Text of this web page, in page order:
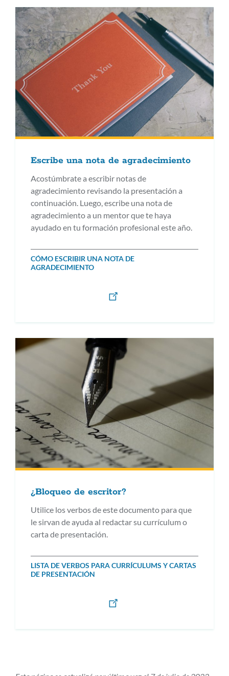
Escribe una nota de agradecimiento
Acostúmbrate a escribir notas de
agradecimiento revisando la presentación a
continuación. Luego, escribe una nota de
agradecimiento a un mentor que te haya
ayudado en tu formación profesional este año.
CÓMO ESCRIBIR UNA NOTA DE
AGRADECIMIENTO
¿Bloqueo de escritor?
Utilice los verbos de este documento para que
le sirvan de ayuda al redactar su currículum o
carta de presentación.
LISTA DE VERBOS PARA CURRÍCULUMS Y CARTAS
DE PRESENTACIÓN